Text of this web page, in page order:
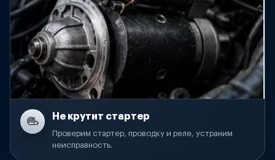
Не крутит стартер
Проверим стартер, проводку и реле, устраним
неисправность.